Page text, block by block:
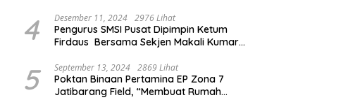
4 Desember 11, 2024 2976 Lihat
Pengurus SMSI Pusat Dipimpin Ketum
Firdaus Bersama Sekjen Makali Kumar
Yusuf
5 September 13, 2024 2869 Lihat
Poktan Binaan Pertamina EP Zona 7
Jatibarang Field, “Membuat Rumah